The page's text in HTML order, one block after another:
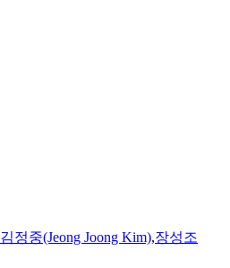
김정중(Jeong Joong Kim),장성조